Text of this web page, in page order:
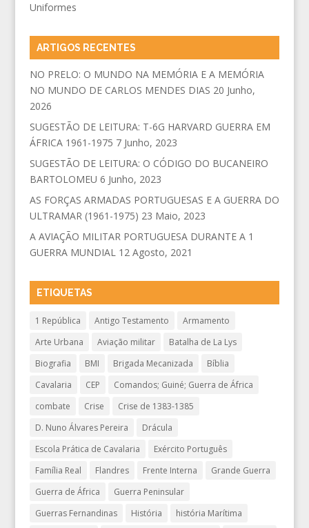
Uniformes
ARTIGOS RECENTES
NO PRELO: O MUNDO NA MEMÓRIA E A MEMÓRIA
NO MUNDO DE CARLOS MENDES DIAS 20 Junho,
2026
SUGESTÃO DE LEITURA: T-6G HARVARD GUERRA EM
ÁFRICA 1961-1975 7 Junho, 2023
SUGESTÃO DE LEITURA: O CÓDIGO DO BUCANEIRO
BARTOLOMEU 6 Junho, 2023
AS FORÇAS ARMADAS PORTUGUESAS E A GUERRA DO
ULTRAMAR (1961-1975) 23 Maio, 2023
A AVIAÇÃO MILITAR PORTUGUESA DURANTE A 1
GUERRA MUNDIAL 12 Agosto, 2021
ETIQUETAS
1 República Antigo Testamento
Armamento
Arte Urbana
Aviação militar
Batalha de La Lys
Biografia
BMI Brigada Mecanizada
Bíblia
Cavalaria
CEP
Comandos; Guiné; Guerra de África
combate
Crise
Crise de 1383-1385
D. Nuno Álvares Pereira
Drácula
Escola Prática de Cavalaria
Exército Português
Família Real
Flandres Frente Interna
Grande Guerra
Guerra de África
Guerra Peninsular
Guerras Fernandinas
História
história Marítima